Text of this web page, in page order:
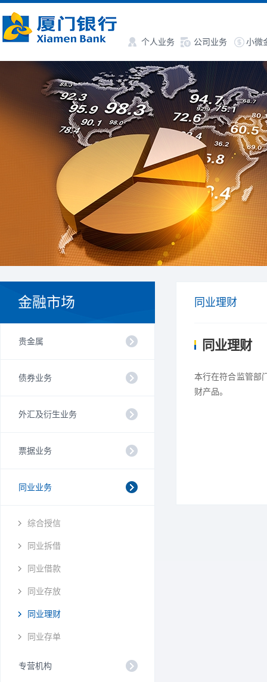
个人业务 公司业务 小微
金融市场
贵金属
债券业务
外汇及衍生业务
票据业务
同业业务
综合授信
同业拆借
同业借款
同业存放
同业理财
同业存单
专营机构
同业理财
同业理财
本行在符合监管部
财产品。